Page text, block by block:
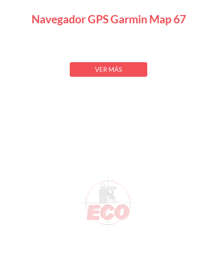
Navegador GPS Garmin Map 67
VER MÁS